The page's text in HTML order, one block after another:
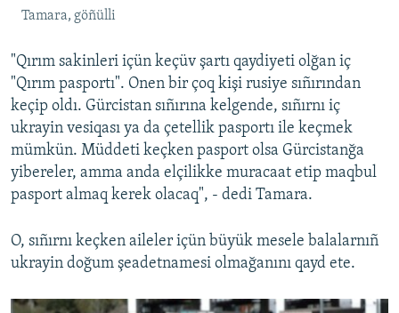
Tamara, göñülli
"Qırım sakinleri içün keçüv şartı qaydiyeti olğan iç
"Qırım pasportı". Onen bir çoq kişi rusiye sıñırından
keçip oldı. Gürcistan sıñırına kelgende, sıñırnı iç
ukrayin vesiqası ya da çetellik pasportı ile keçmek
mümkün. Müddeti keçken pasport olsa Gürcistanğa
yibereler, amma anda elçilikke muracaat etip maqbul
pasport almaq kerek olacaq", - dedi Tamara.
O, sıñırnı keçken aileler içün büyük mesele balalarnıñ
ukrayin doğum şeadetnamesi olmağanını qayd ete.